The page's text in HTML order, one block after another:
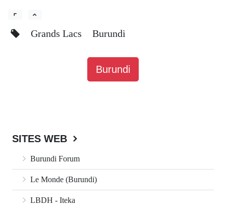
Grands Lacs Burundi
Burundi
SITES WEB
Burundi Forum
Le Monde (Burundi)
LBDH - Iteka